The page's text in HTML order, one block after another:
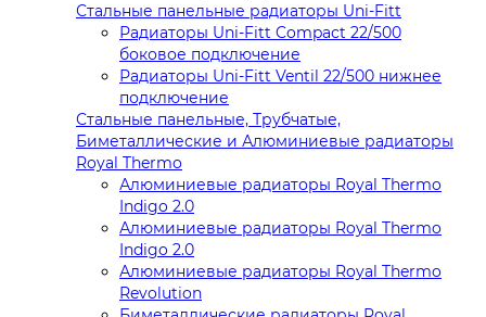
Стальные панельные радиаторы Uni-Fitt
Радиаторы Uni-Fitt Compact 22/500
боковое подключение
Радиаторы Uni-Fitt Ventil 22/500 нижнее
подключение
Стальные панельные, Трубчатые,
Биметаллические и Алюминиевые радиаторы
Royal Thermo
Алюминиевые радиаторы Royal Thermo
Indigo 2.0
Алюминиевые радиаторы Royal Thermo
Indigo 2.0
Алюминиевые радиаторы Royal Thermo
Revolution